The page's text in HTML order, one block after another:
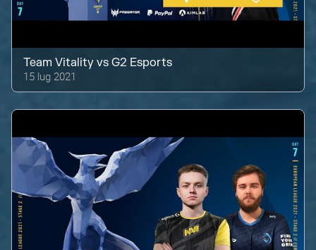
Team Vitality vsG2 Esports
15 lug 2021